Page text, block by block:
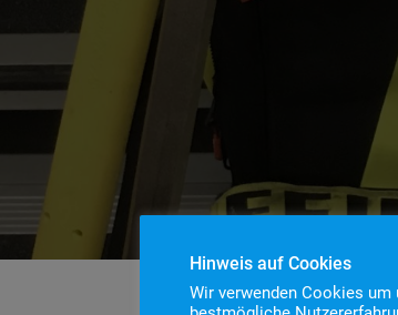
Hinweis auf Cookies
Wir verwenden Cookies um